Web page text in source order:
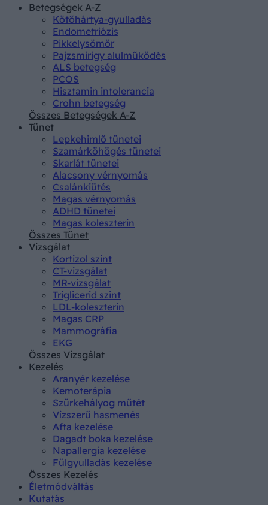
Betegségek A-Z
Kötőhártya-gyulladás
Endometriózis
Pikkelysömör
Pajzsmirigy alulműködés
ALS betegség
PCOS
Hisztamin intolerancia
Crohn betegség
Összes Betegségek A-Z
Tünet
Lepkehimlő tünetei
Szamárköhögés tünetei
Skarlát tünetei
Alacsony vérnyomás
Csalánkiütés
Magas vérnyomás
ADHD tünetei
Magas koleszterin
Összes Tünet
Vizsgálat
Kortizol szint
CT-vizsgálat
MR-vizsgálat
Triglicerid szint
LDL-koleszterin
Magas CRP
Mammográfia
EKG
Összes Vizsgálat
Kezelés
Aranyér kezelése
Kemoterápia
Szürkehályog műtét
Vízszerű hasmenés
Afta kezelése
Dagadt boka kezelése
Napallergia kezelése
Fülgyulladás kezelése
Összes Kezelés
Életmódváltás
Kutatás